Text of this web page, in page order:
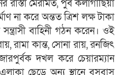
রাস্তা মেরামত, পুর্ব কলাগাছিয়া
না করে অন্তত ত্রিশ লক্ষ টাকা
বাহিনী গঠন করেন। ওই
রামা কান্ত, সোনা রায়, রনজিৎ
দখল করে চেয়ারম্যান